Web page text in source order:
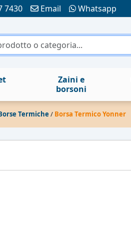
7430 Email Whatsapp
Zaini e
borsoni
Termiche / Borsa Termico Yonner